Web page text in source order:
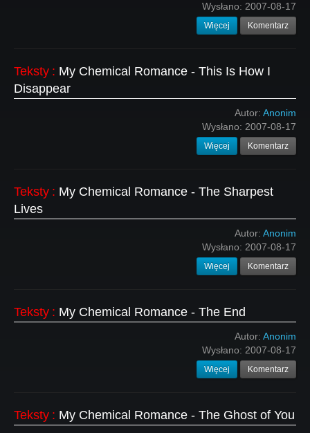
Wysłano: 2007-08-17
Więcej Komentarz
Teksty : My Chemical Romance - This Is How I
Disappear
Autor: Anonim
Wysłano: 2007-08-17
Więcej Komentarz
Teksty : My Chemical Romance - The Sharpest
Lives
Autor: Anonim
Wysłano: 2007-08-17
Więcej Komentarz
Teksty : My Chemical Romance - The End
Autor: Anonim
Wysłano: 2007-08-17
Więcej Komentarz
Teksty : My Chemical Romance - The Ghost of You